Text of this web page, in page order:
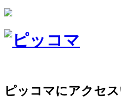
ピッコマにアクセ